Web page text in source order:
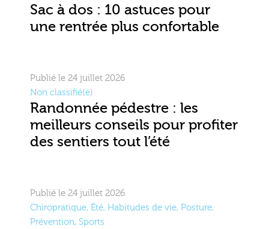
Sac à dos : 10 astuces pour
une rentrée plus confortable
Publié le 24 juillet 2026
Non classifié(e)
Randonnée pédestre : les
meilleurs conseils pour profiter
des sentiers tout l’été
Publié le 24 juillet 2026
Chiropratique, Été, Habitudes de vie, Posture,
Prévention, Sports